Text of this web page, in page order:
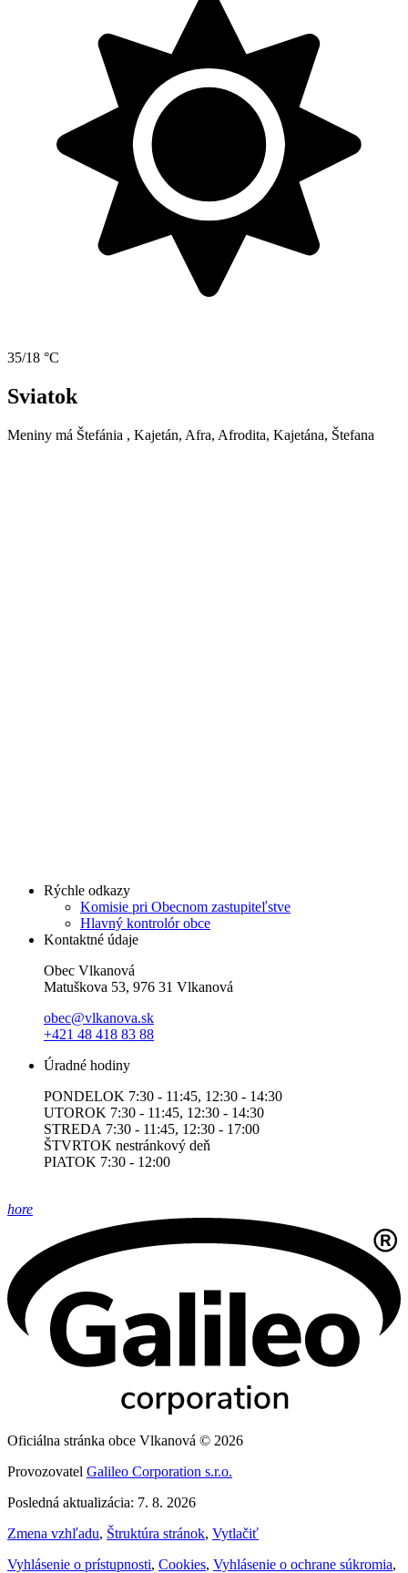
35/18 °C
Sviatok
Meniny má Štefánia , Kajetán, Afra, Afrodita, Kajetána, Štefana
Rýchle odkazy
Komisie pri Obecnom zastupiteľstve
Hlavný kontrolór obce
Kontaktné údaje
Obec Vlkanová
Matuškova 53, 976 31 Vlkanová
obec@vlkanova.sk
+421 48 418 83 88
Úradné hodiny
PONDELOK 7:30 - 11:45, 12:30 - 14:30
UTOROK 7:30 - 11:45, 12:30 - 14:30
STREDA 7:30 - 11:45, 12:30 - 17:00
ŠTVRTOK nestránkový deň
PIATOK 7:30 - 12:00
hore
Oficiálna stránka obce Vlkanová © 2026
Provozovatel Galileo Corporation s.r.o.
Posledná aktualizácia: 7. 8. 2026
Zmena vzhľadu, Štruktúra stránok, Vytlačiť
Vyhlásenie o prístupnosti, Cookies, Vyhlásenie o ochrane súkromia,